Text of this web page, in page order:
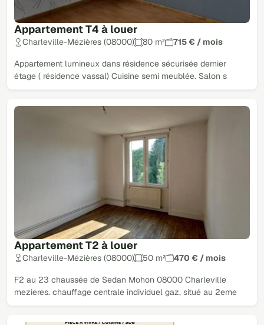
Appartement T4 à louer
Charleville-Mézières (08000) 80 m² 715 € / mois
Appartement lumineux dans résidence sécurisée dernier
étage ( résidence vassal) Cuisine semi meublée. Salon s
Appartement T2 à louer
Charleville-Mézières (08000) 50 m² 470 € / mois
F2 au 23 chaussée de Sedan Mohon 08000 Charleville
mezieres. chauffage centrale individuel gaz, situé au 2eme